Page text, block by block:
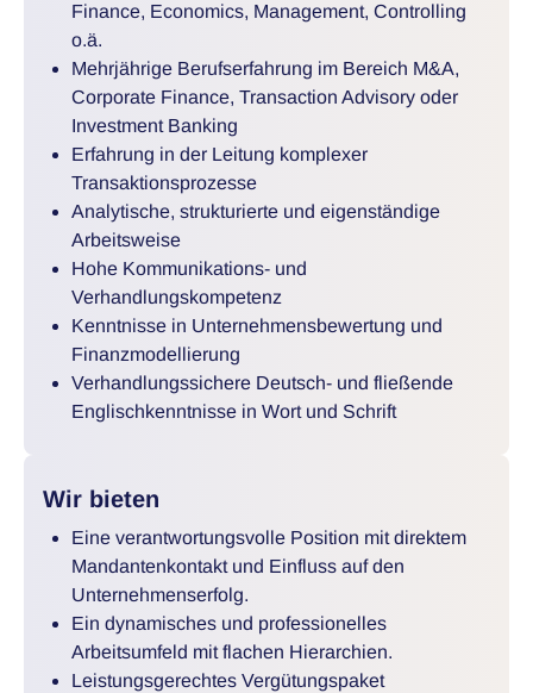
Finance, Economics, Management, Controlling
o.ä.
Mehrjährige Berufserfahrung im Bereich M&A,
Corporate Finance, Transaction Advisory oder
Investment Banking
Erfahrung in der Leitung komplexer
Transaktionsprozesse
Analytische, strukturierte und eigenständige
Arbeitsweise
Hohe Kommunikations- und
Verhandlungskompetenz
Kenntnisse in Unternehmensbewertung und
Finanzmodellierung
Verhandlungssichere Deutsch- und fließende
Englischkenntnisse in Wort und Schrift
Wir bieten
Eine verantwortungsvolle Position mit direktem
Mandantenkontakt und Einfluss auf den
Unternehmenserfolg.
Ein dynamisches und professionelles
Arbeitsumfeld mit flachen Hierarchien.
Leistungsgerechtes Vergütungspaket